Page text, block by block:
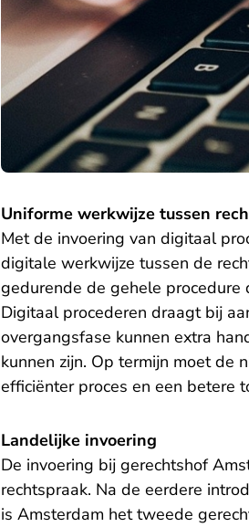
Uniforme werkwijze tussen
Met de invoering van digitaal
digitale werkwijze tussen de
gedurende de gehele
Digitaal procederen draagt bij
overgangsfase kunnen extra
kunnen zijn. Op termijn moet de
efficiënter proces en een betere
Landelijke invoering
De invoering bij gerechtshof
rechtspraak. Na de eerdere
is Amsterdam het tweede